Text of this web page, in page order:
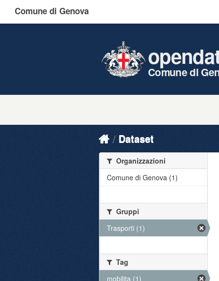
Comune di Genova
Comune di
Dataset
Organizzazioni
Comune di Genova (1)
Gruppi
Trasporti (1)
Tag
mobilita (1)